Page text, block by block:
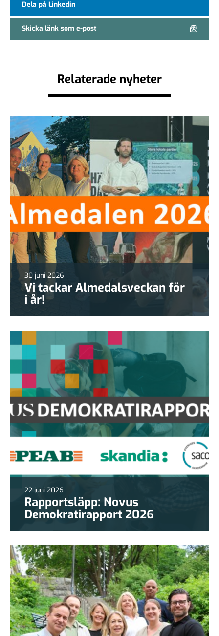
Dela på Linkedin
Skicka länk som e-post
Relaterade nyheter
30 juni 2026
Vi tackar Almedalsveckan för
i år!
22 juni 2026
Rapportsläpp: Novus
Demokratirapport 2026